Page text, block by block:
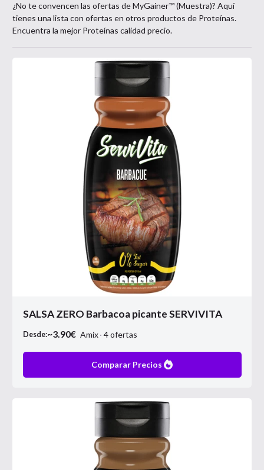
¿No te convencen las ofertas deMyGainer™ (Muestra)? Aquí
tienes una lista con ofertas en otros productos de Proteínas.
Encuentra la mejor Proteínas calidad precio.
SALSA ZERO Barbacoa picante SERVIVITA
Desde:~3.90€ Amix 4 ofertas
Comparar Precios